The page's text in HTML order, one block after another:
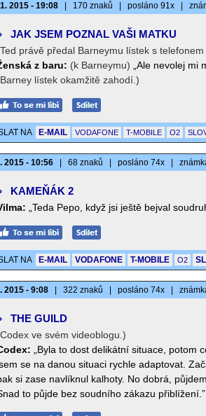
2015 - 19:08 170 znaků posláno 91x
JAK JSEM POZNAL VAŠI MATKU
právě předal Barneymu lístek s
z baru: (k Barneymu)
„Ale nevolej mi
lístek okamžitě zahodí.)
NA E-MAIL VODAFONE T-MOBILE O2
2015 - 10:56 68 znaků posláno 74x
KAMEŇÁK 2
„Teda Pepo, když jsi ještě bejval
NA E-MAIL VODAFONE T-MOBILE O2
2015 - 9:08 322 znaků posláno 74x
THE GUILD
ve svém videoblogu.)
„Byla to dost delikátní situace, potom
se na danou situaci rychle adaptovat.
si zase navlíknul kalhoty. No dobrá,
to půjde bez soudního zákazu přiblížení.”